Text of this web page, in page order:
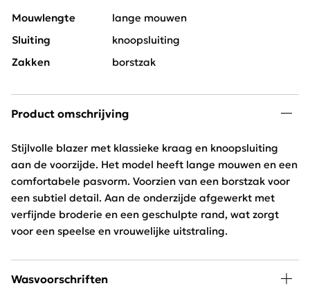
Mouwlengte
lange mouwen
Sluiting
knoopsluiting
Zakken
borstzak
Product omschrijving
Stijlvolle blazer met klassieke kraag en knoopsluiting
aan de voorzijde. Het model heeft lange mouwen en een
comfortabele pasvorm. Voorzien van een borstzak voor
een subtiel detail. Aan de onderzijde afgewerkt met
verfijnde broderie en een geschulpte rand, wat zorgt
voor een speelse en vrouwelijke uitstraling.
Wasvoorschriften